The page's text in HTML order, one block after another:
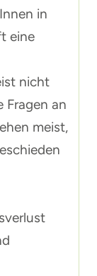
in
eine
nicht
Fragen an
meist,